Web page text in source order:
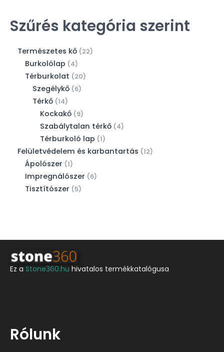
Szűrés kategória szerint
Természetes kő 22
Burkolólap 4
Térburkolat 20
Szegélykő 6
Térkő 14
Kockakő 9
Szabálytalan térkő 4
Térburkoló lap 1
Felületvédelem és karbantartás 12
Ápolószer 1
Impregnálószer 6
Tisztítószer 5
Ez a Stone360.hu hivatalos termékkatalógusa
Rólunk